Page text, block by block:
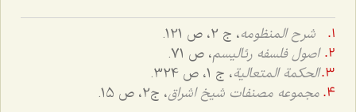
شرح المنظومه، ج 2، ص 121.
اصول فلسفه رئالیسم، ص 71.
الحکمة المتعالیة، ج 1، ص 324.
مجموعه مصنفات شیخ اشراق، ج2، ص 15.